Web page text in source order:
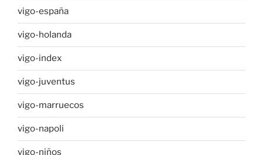
vigo-españa
vigo-holanda
vigo-index
vigo-juventus
vigo-marruecos
vigo-napoli
vigo-niños